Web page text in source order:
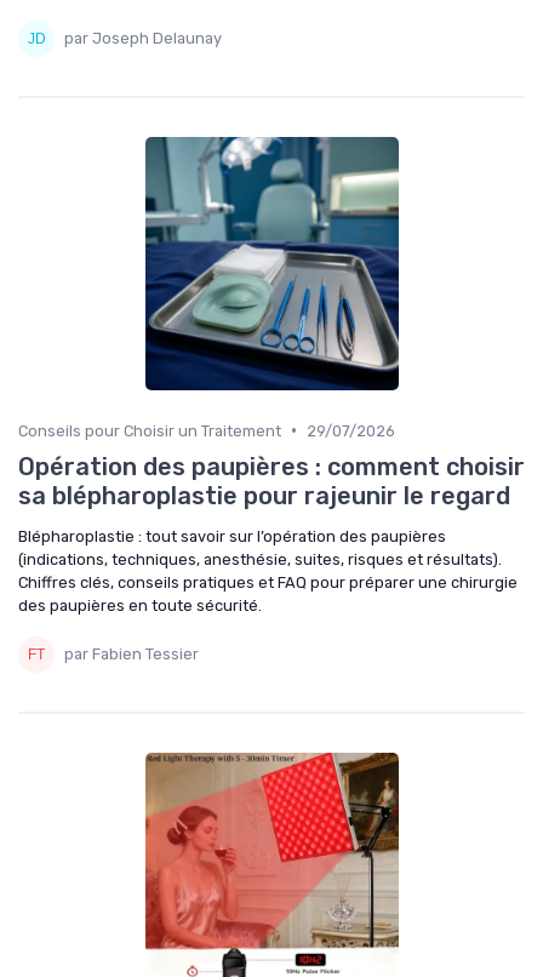
par Joseph Delaunay
Conseils pour Choisir un Traitement • 29/07/2026
Opération des paupières : comment choisir
sa blépharoplastie pour rajeunir le regard
Blépharoplastie : tout savoir sur l’opération des paupières
(indications, techniques, anesthésie, suites, risques et résultats).
Chiffres clés, conseils pratiques et FAQ pour préparer une chirurgie
des paupières en toute sécurité.
par Fabien Tessier